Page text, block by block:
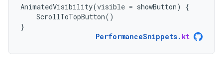
AnimatedVisibility(visible = showButton)
{
ScrollToTopButton()
}
PerformanceSnippets. kt